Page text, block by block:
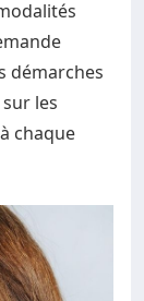
démarches
les
chaque